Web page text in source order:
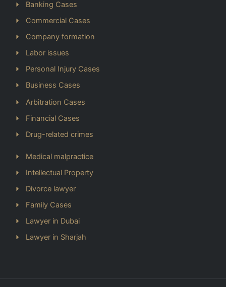
Banking Cases
Commercial Cases
Company formation
Labor issues
Personal Injury Cases
Business Cases
Arbitration Cases
Financial Cases
Drug-related crimes
Medical malpractice
Intellectual Property
Divorce lawyer
Family Cases
Lawyer in Dubai
Lawyer in Sharjah